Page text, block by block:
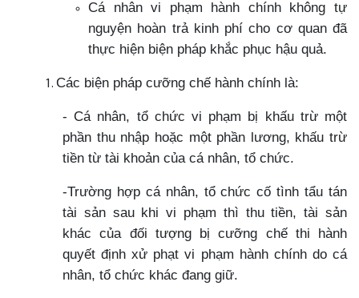
Cá nhân vi phạm hành chính không tự
nguyện hoàn trả kinh phí cho cơ quan đã
thực hiện biện pháp khắc phục hậu quả.
Các biện pháp cưỡng chế hành chính là:
- Cá nhân, tổ chức vi phạm bị khấu trừ một
phần thu nhập hoặc một phần lương, khấu trừ
tiền từ tài khoản của cá nhân, tổ chức.
-Trường hợp cá nhân, tổ chức cố tình tẩu tán
tài sản sau khi vi phạm thì thu tiền, tài sản
khác của đối tượng bị cưỡng chế thi hành
quyết định xử phạt vi phạm hành chính do cá
nhân, tổ chức khác đang giữ.